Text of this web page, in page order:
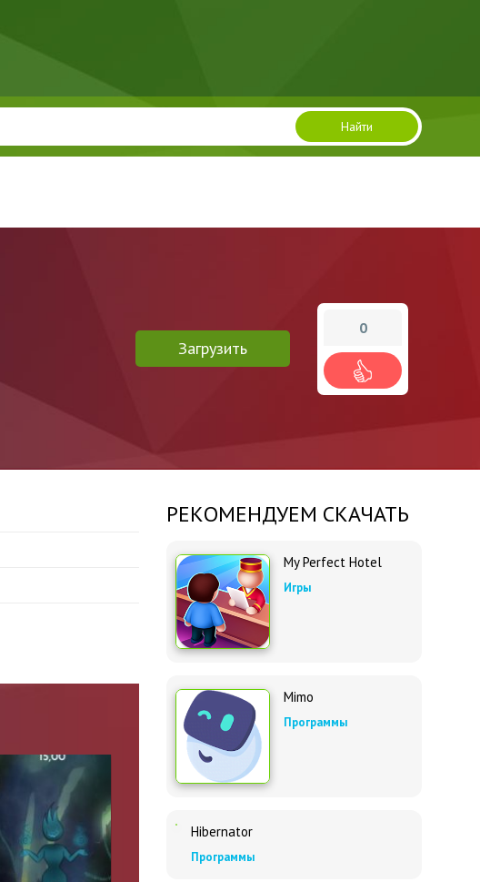
Найти
Загрузить
0
РЕКОМЕНДУЕМ СКАЧАТЬ
My Perfect Hotel
Игры
Mimo
Программы
Hibernator
Программы